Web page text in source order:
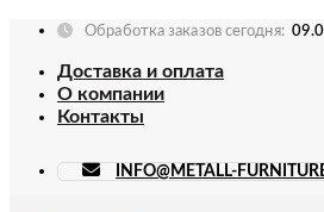
Skip
content
Обработка заказов сегодня:
Доставка и оплата
О компании
Контакты
INFO@METALL-